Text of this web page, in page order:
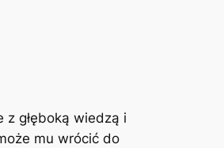
głęboką wiedzą i
mu wrócić do